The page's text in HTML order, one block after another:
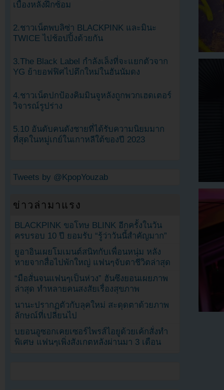
เบื้องหลังฝึกซ้อม
2.ชาวเน็ตพบลิซ่า BLACKPINK และมินะ
TWICE ไปช้อปปิ้งด้วยกัน
3.The Black Label กำลังเล็งที่จะแยกตัวจาก
YG ย้ายอฟฟิศไปตึกใหม่ในฮันนัมดง
4.ชาวเน็ตปกป้องคิมมินจูหลังถูกพวกเฮดเตอร์
วิจารณ์รูปร่าง
5.10 อันดับคนดังชายที่ได้รับความนิยมมาก
ที่สุดในหมู่เกย์ในเกาหลีใต้ของปี 2023
Tweets by @KpopYouzab
ข่าวล่ามาแรง
BLACKPINK ขอโทษ BLINK อีกครั้งในวัน
ครบรอบ 10 ปี ยอมรับ “รู้ว่าวันนี้สำคัญมาก”
ยูอาอินเผยโมเมนต์สนิทกับเพื่อนหนุ่ม หลัง
หายจากสื่อไปพักใหญ่ แฟนๆจับตาชีวิตล่าสุด
“มือสั่นจนแฟนๆเป็นห่วง” ฮันซึงยอนเผยภาพ
ล่าสุด ทำหลายคนสงสัยเรื่องสุขภาพ
นานะปรากฏตัวกับลุคใหม่ สะดุดตาด้วยภาพ
ลักษณ์ที่เปลี่ยนไป
บยอนอูซอกเคยเซอร์ไพรส์ไอยูด้วยเค้กสั่งทำ
พิเศษ แฟนๆเพิ่งสังเกตหลังผ่านมา 3 เดือน